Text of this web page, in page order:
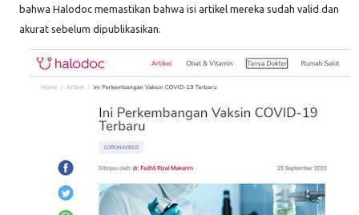
bahwa Halodoc memastikan bahwa isi artikel mereka sudah valid dan
akurat sebelum dipublikasikan.